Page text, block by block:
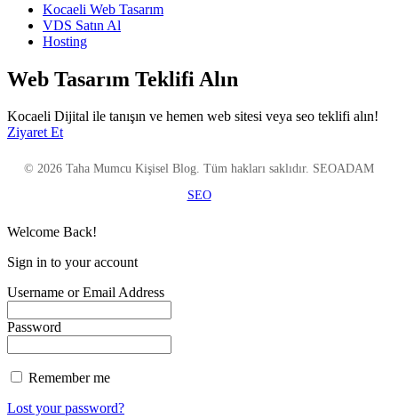
Kocaeli Web Tasarım
VDS Satın Al
Hosting
Web Tasarım Teklifi Alın
Kocaeli Dijital ile tanışın ve hemen web sitesi veya seo teklifi alın!
Ziyaret Et
© 2026 Taha Mumcu Kişisel Blog. Tüm hakları saklıdır. SEOADAM
SEO
Welcome Back!
Sign in to your account
Username or Email Address
Password
Remember me
Lost your password?